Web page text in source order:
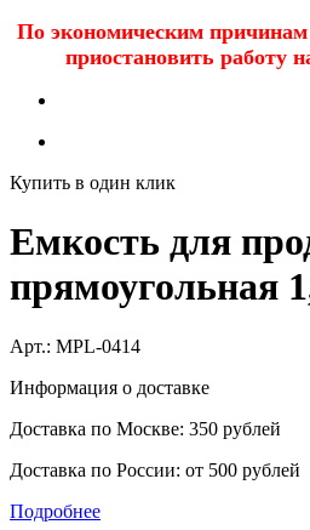
По экономическим
приостановить работу
Купить в один клик
Емкость для
прямоугольная
Арт.: MPL-0414
Информация о доставке
Доставка по Москве: 350 рублей
Доставка по России: от 500 рублей
Подробнее